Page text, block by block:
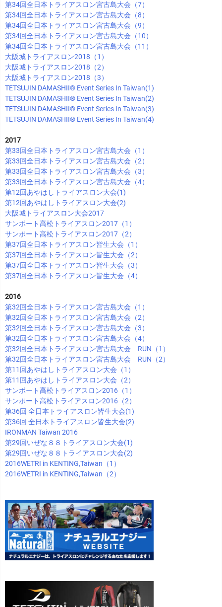
第34回全日本トライアスロン宮古島大会（7）
第34回全日本トライアスロン宮古島大会（8）
第34回全日本トライアスロン宮古島大会（9）
第34回全日本トライアスロン宮古島大会（10）
第34回全日本トライアスロン宮古島大会（11）
大阪城トライアスロン2018（1）
大阪城トライアスロン2018（2）
大阪城トライアスロン2018（3）
TETSUJIN DAMASHII®︎ Event Series In Taiwan(1)
TETSUJIN DAMASHII®︎ Event Series In Taiwan(2)
TETSUJIN DAMASHII®︎ Event Series In Taiwan(3)
TETSUJIN DAMASHII®︎ Event Series In Taiwan(4)
2017
第33回全日本トライアスロン宮古島大会（1）
第33回全日本トライアスロン宮古島大会（2）
第33回全日本トライアスロン宮古島大会（3）
第33回全日本トライアスロン宮古島大会（4）
第12回あやはしトライアスロン大会(1)
第12回あやはしトライアスロン大会(2)
大阪城トライアスロン大会2017
サンポート高松トライアスロン2017（1）
サンポート高松トライアスロン2017（2）
第37回全日本トライアスロン皆生大会（1）
第37回全日本トライアスロン皆生大会（2）
第37回全日本トライアスロン皆生大会（3）
第37回全日本トライアスロン皆生大会（4）
2016
第32回全日本トライアスロン宮古島大会（1）
第32回全日本トライアスロン宮古島大会（2）
第32回全日本トライアスロン宮古島大会（3）
第32回全日本トライアスロン宮古島大会（4）
第32回全日本トライアスロン宮古島大会 RUN（1）
第32回全日本トライアスロン宮古島大会 RUN（2）
第11回あやはしトライアスロン大会（1）
第11回あやはしトライアスロン大会（2）
サンポート高松トライアスロン2016（1）
サンポート高松トライアスロン2016（2）
第36回 全日本トライアスロン皆生大会(1)
第36回 全日本トライアスロン皆生大会(2)
IRONMAN Taiwan 2016
第29回いぜな８８トライアスロン大会(1)
第29回いぜな８８トライアスロン大会(2)
2016WETRI in KENTING,Taiwan（1）
2016WETRI in KENTING,Taiwan（2）